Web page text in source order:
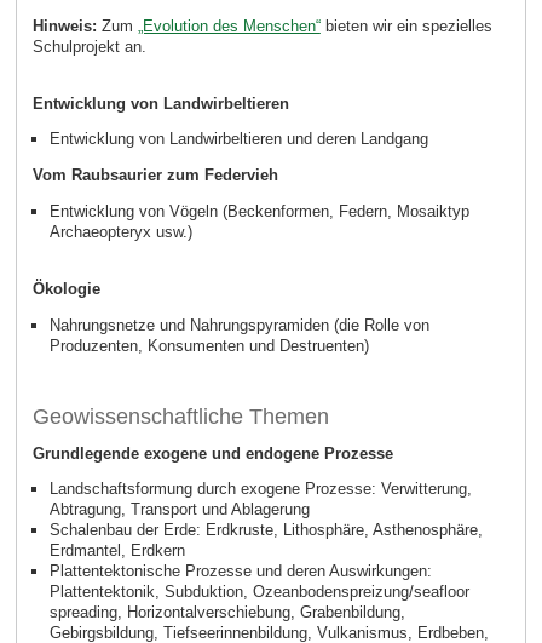
Hinweis: Zum „Evolution des Menschen“bieten wir ein spezielles
Schulprojekt an.
Entwicklung von Landwirbeltieren
Entwicklung von Landwirbeltieren und deren Landgang
Vom Raubsaurier zum Federvieh
Entwicklung von Vögeln (Beckenformen, Federn, Mosaiktyp
Archaeopteryx usw.)
Ökologie
Nahrungsnetze und Nahrungspyramiden (die Rolle von
Produzenten, Konsumenten und Destruenten)
Geowissenschaftliche Themen
Grundlegende exogene und endogene Prozesse
Landschaftsformung durch exogene Prozesse: Verwitterung,
Abtragung, Transport und Ablagerung
Schalenbau der Erde: Erdkruste, Lithosphäre, Asthenosphäre,
Erdmantel, Erdkern
Plattentektonische Prozesse und deren Auswirkungen:
Plattentektonik, Subduktion, Ozeanbodenspreizung/seafloor
spreading, Horizontalverschiebung, Grabenbildung,
Gebirgsbildung, Tiefseerinnenbildung, Vulkanismus, Erdbeben,